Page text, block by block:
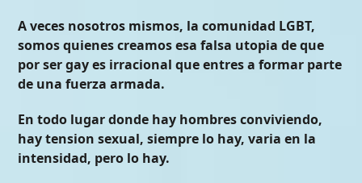
A veces nosotros mismos, la comunidad LGBT,
somos quienes creamos esa falsa utopia de que
por ser gay es irracional que entres a formar parte
de una fuerza armada.
En todo lugar donde hay hombres conviviendo,
hay tension sexual, siempre lo hay, varia en la
intensidad, pero lo hay.